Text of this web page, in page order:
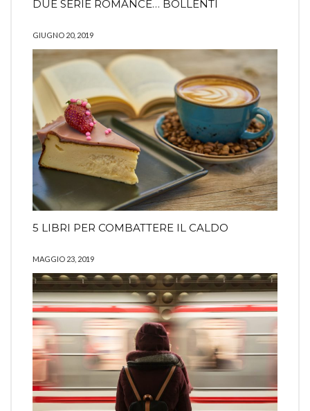
DUE SERIE ROMANCE… BOLLENTI
GIUGNO 20, 2019
5 LIBRI PER COMBATTERE IL CALDO
MAGGIO 23, 2019